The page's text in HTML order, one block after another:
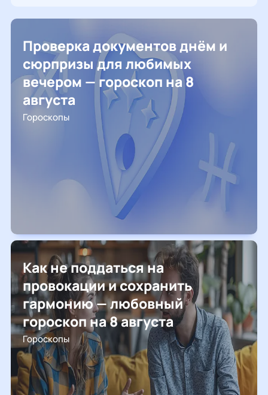
Проверка документов днём и
сюрпризы для любимых
вечером — гороскоп на 8
августа
Гороскопы
Как не поддаться на
провокации и сохранить
гармонию — любовный
гороскоп на 8 августа
Гороскопы